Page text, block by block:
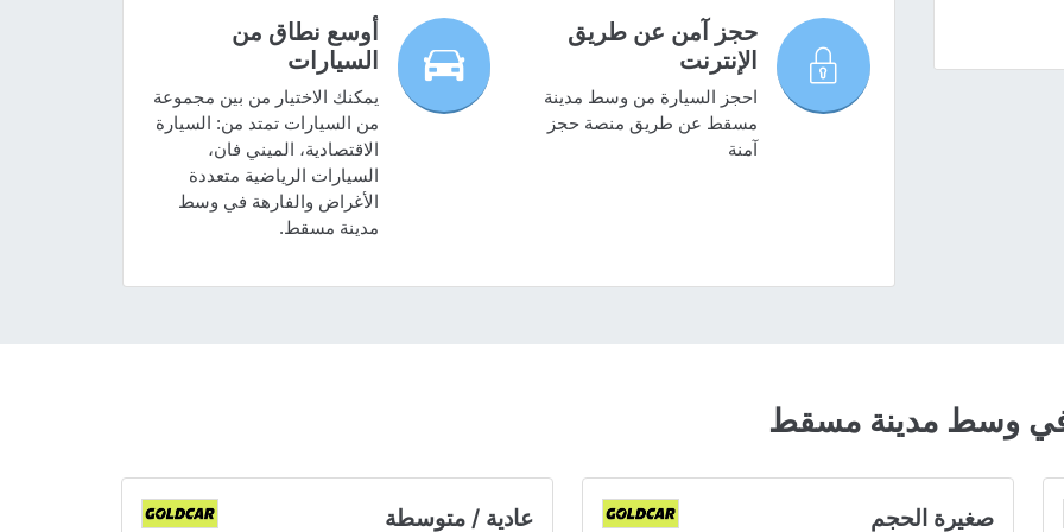
حجز آمن عن طريق
الإنترنت
احجز السيارة من وسط مدينة
مسقط عن طريق منصة حجز
آمنة
أوسع نطاق من
السيارات
يمكنك الاختيار من بين مجموعة
من السيارات تمتد من: السيارة
الاقتصادية، الميني فان،
السيارات الرياضية متعددة
الأغراض والفارهة في وسط
مدينة مسقط.
وسط مدينة مسقط
صغيرة الحجم عادية / متوسطة